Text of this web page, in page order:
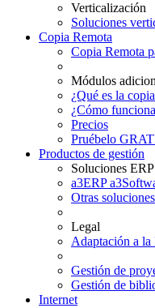
Verticalización
Soluciones
Copia Remota
Copia Remota
Módulos
¿Qué es la
¿Cómo
Precios
Pruébelo
Productos de gestión
Soluciones ERP
a3ERP
Otras
Legal
Adaptación a
Gestión de
Gestión de
Internet